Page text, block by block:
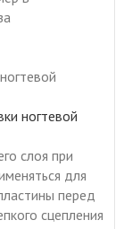
ногтевой
слоя при
для
перед
сцепления